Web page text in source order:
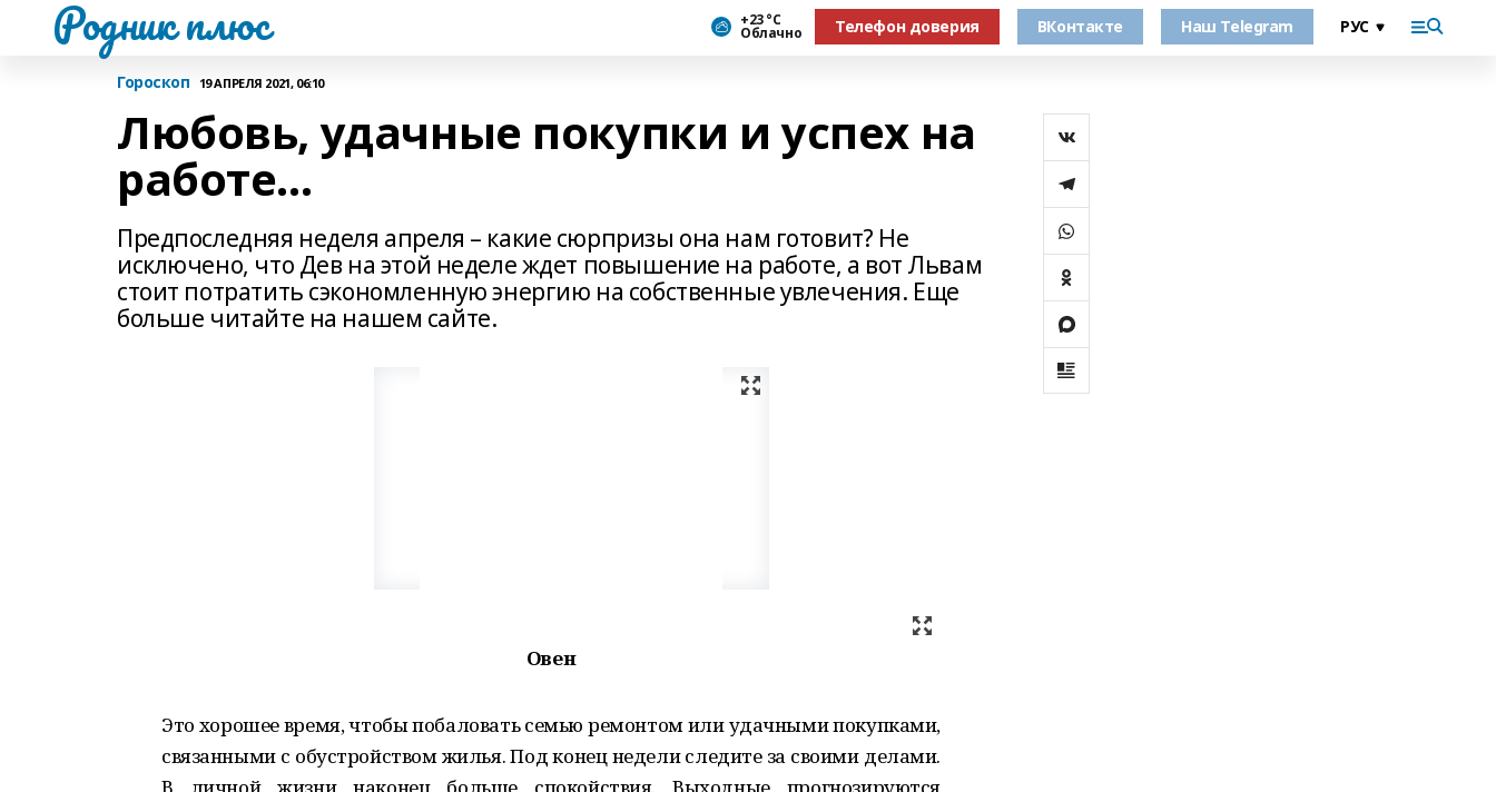
Родник плюс +23 °С
Облачно Телефон доверия ВКонтакте Наш Telegram
Гороскоп 19 АПРЕЛЯ 2021, 06:10
Любовь, удачные покупки и успех на
работе...
Предпоследняя неделя апреля – какие сюрпризы она нам готовит? Не
исключено, что Дев на этой неделе ждет повышение на работе, а вот Львам
стоит потратить сэкономленную энергию на собственные увлечения. Еще
больше читайте на нашем сайте.
Овен
Это хорошее время, чтобы побаловать семью ремонтом или удачными покупками,
связанными с обустройством жилья. Под конец недели следите за своими делами.